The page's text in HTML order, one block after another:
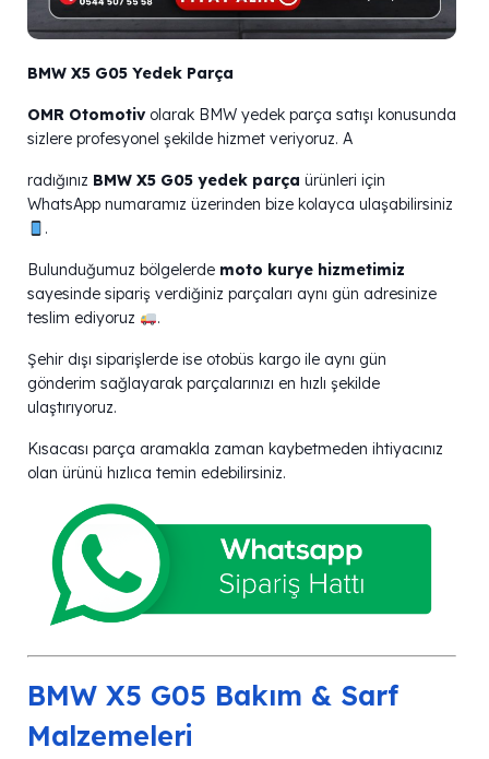
BMW X5 G05 Yedek Parça
OMR Otomotivolarak BMW yedek parça satışı konusunda
sizlere profesyonel şekilde hizmet veriyoruz. A
radığınız BMW X5 G05 yedek parça ürünleri için
WhatsApp numaramız üzerinden bize kolayca ulaşabilirsiniz
.
Bulunduğumuz bölgelerde moto kurye hizmetimiz
sayesinde sipariş verdiğiniz parçaları aynı gün adresinize
teslim ediyoruz
.
Şehir dışı siparişlerde ise otobüs kargo ile aynı gün
gönderim sağlayarak parçalarınızı en hızlı şekilde
ulaştırıyoruz.
Kısacası parça aramakla zaman kaybetmeden ihtiyacınız
olan ürünü hızlıca temin edebilirsiniz.
BMW X5 G05 Bakım & Sarf
Malzemeleri